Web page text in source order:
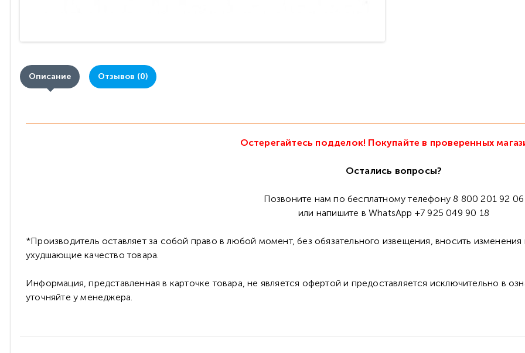
Описание Отзывов (0)
Остерегайтесь подделок! Покупайте в проверенных
Остались вопросы?
Позвоните нам по бесплатному телефону 8 800 201 92 06
или напишите в WhatsApp +7 925 049 90 18
*Производитель оставляет за собой право в любой момент, без обязательного извещения, вносить
ухудшающие качество товара.
Информация, представленная в карточке товара, не является офертой и предоставляется исключительно в
уточняйте у менеджера.